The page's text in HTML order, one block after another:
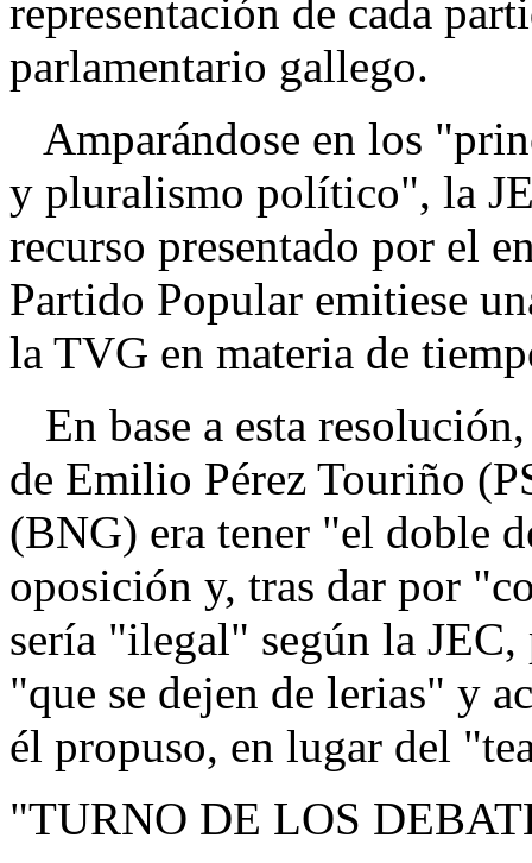
representación de cada
parlamentario gallego.
Amparándose en los
y pluralismo político", la
recurso presentado por el
Partido Popular emitiese
la TVG en materia de
En base a esta
de Emilio Pérez Touriño
(BNG) era tener "el doble
oposición y, tras dar por
sería "ilegal" según la
"que se dejen de lerias" y
él propuso, en lugar del
"TURNO DE LOS